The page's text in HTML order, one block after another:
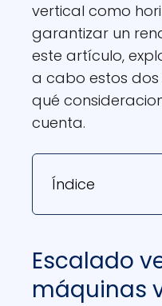
vertical como
garantizar un
este artículo,
a cabo estos
qué
cuenta.
Índice
Escalado
máquinas